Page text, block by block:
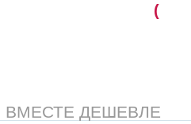
(
ВМЕСТЕ ДЕШЕВЛЕ